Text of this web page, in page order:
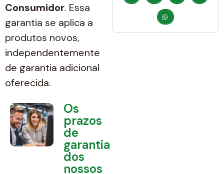
Consumidor. Essa
garantia se aplica a
produtos novos,
independentemente
de garantia adicional
oferecida.
Os
prazos
de
garantia
dos
nossos